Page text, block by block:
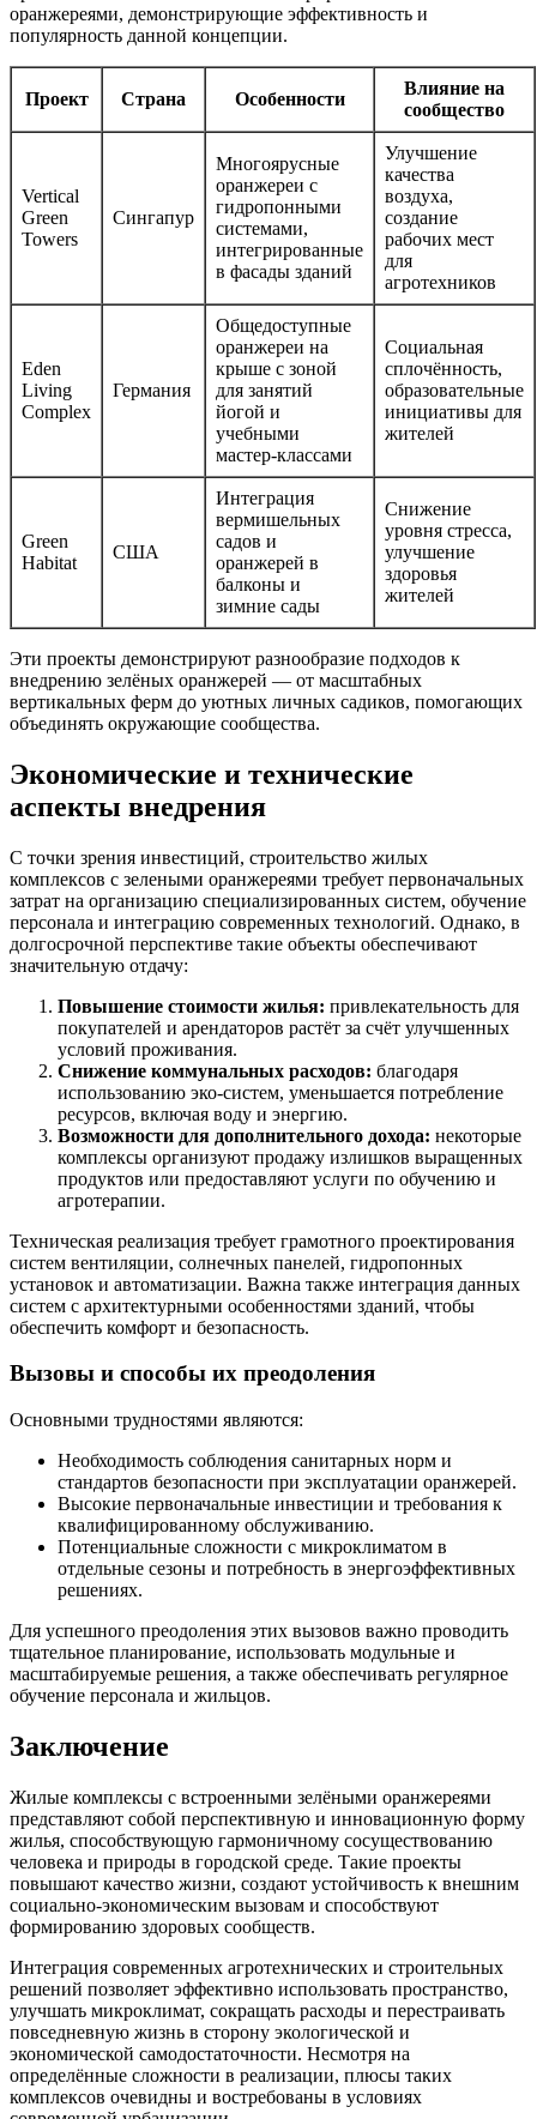
оранжереями, демонстрирующие эффективность и
популярность данной концепции.
Проект Страна Особенности
Влияние на
сообщество
Vertical
Green
Towers
Сингапур
Многоярусные
оранжереи с
гидропонными
системами,
интегрированные
в фасады зданий
Улучшение
качества
воздуха,
создание
рабочих мест
для
агротехников
Eden
Living
Complex
Германия
Общедоступные
оранжереи на
крыше с зоной
для занятий
йогой и
учебными
мастер-классами
Социальная
сплочённость,
образовательные
инициативы для
жителей
Green
Habitat
США
Интеграция
вермишельных
садов и
оранжерей в
балконы и
зимние сады
Снижение
уровня стресса,
улучшение
здоровья
жителей
Эти проекты демонстрируют разнообразие подходов к
внедрению зелёных оранжерей — от масштабных
вертикальных ферм до уютных личных садиков, помогающих
объединять окружающие сообщества.
Экономические и технические
аспекты внедрения
С точки зрения инвестиций, строительство жилых
комплексов с зелеными оранжереями требует первоначальных
затрат на организацию специализированных систем, обучение
персонала и интеграцию современных технологий. Однако, в
долгосрочной перспективе такие объекты обеспечивают
значительную отдачу:
Повышение стоимости жилья: привлекательность для
покупателей и арендаторов растёт за счёт улучшенных
условий проживания.
Снижение коммунальных расходов: благодаря
использованию эко-систем, уменьшается потребление
ресурсов, включая воду и энергию.
Возможности для дополнительного дохода: некоторые
комплексы организуют продажу излишков выращенных
продуктов или предоставляют услуги по обучению и
агротерапии.
Техническая реализация требует грамотного проектирования
систем вентиляции, солнечных панелей, гидропонных
установок и автоматизации. Важна также интеграция данных
систем с архитектурными особенностями зданий, чтобы
обеспечить комфорт и безопасность.
Вызовы и способы их преодоления
Основными трудностями являются:
Необходимость соблюдения санитарных норм и
стандартов безопасности при эксплуатации оранжерей.
Высокие первоначальные инвестиции и требования к
квалифицированному обслуживанию.
Потенциальные сложности с микроклиматом в
отдельные сезоны и потребность в энергоэффективных
решениях.
Для успешного преодоления этих вызовов важно проводить
тщательное планирование, использовать модульные и
масштабируемые решения, а также обеспечивать регулярное
обучение персонала и жильцов.
Заключение
Жилые комплексы с встроенными зелёными оранжереями
представляют собой перспективную и инновационную форму
жилья, способствующую гармоничному сосуществованию
человека и природы в городской среде. Такие проекты
повышают качество жизни, создают устойчивость к внешним
социально-экономическим вызовам и способствуют
формированию здоровых сообществ.
Интеграция современных агротехнических и строительных
решений позволяет эффективно использовать пространство,
улучшать микроклимат, сокращать расходы и перестраивать
повседневную жизнь в сторону экологической и
экономической самодостаточности. Несмотря на
определённые сложности в реализации, плюсы таких
комплексов очевидны и востребованы в условиях